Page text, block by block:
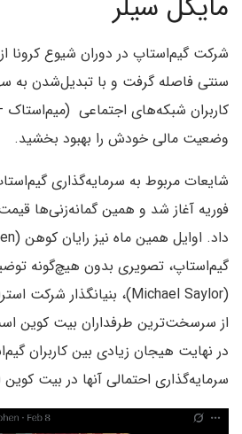
مایکل سیلر
شرکت گیم‌استاپ در دوران شیوع
سنتی فاصله گرفت و با تبدیل‌شدن به
وضعیت مالی خودش را بهبود بخشید.
شایعات مربوط به سرمایه‌گذاری
گیم‌استاپ، تصویری بدون هیچ‌گونه
از سرسخت‌ترین طرفداران بیت کوین
در نهایت هیجان زیادی بین کاربران
سرمایه‌گذاری احتمالی آنها در بیت کوین